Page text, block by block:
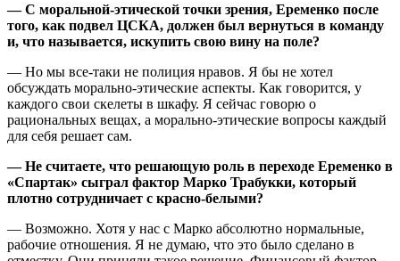
— С моральной-этической точки зрения, Еременко после
того, как подвел ЦСКА, должен был вернуться в команду
и, что называется, искупить свою вину на поле?
— Но мы все-таки не полиция нравов. Я бы не хотел
обсуждать морально-этические аспекты. Как говорится, у
каждого свои скелеты в шкафу. Я сейчас говорю о
рациональных вещах, а морально-этические вопросы каждый
для себя решает сам.
— Не считаете, что решающую роль в переходе Еременко в
«Спартак» сыграл фактор Марко Трабукки, который
плотно сотрудничает с красно-белыми?
— Возможно. Хотя у нас с Марко абсолютно нормальные,
рабочие отношения. Я не думаю, что это было сделано в